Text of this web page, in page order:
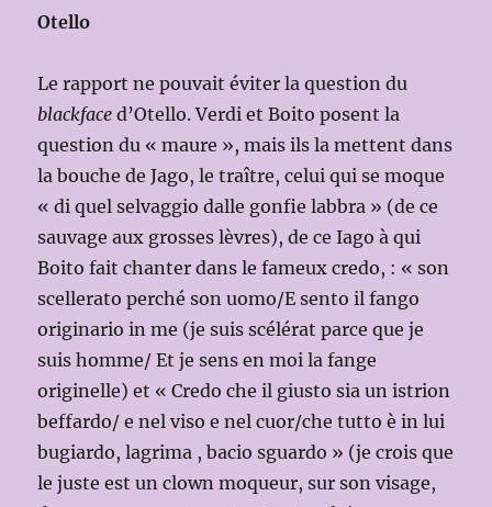
Otello
Le rapport ne pouvait éviter la question du
blackface d’Otello. Verdi et Boito posent la
question du « maure », mais ils la mettent dans
la bouche de Jago, le traître, celui qui se moque
« di quel selvaggio dalle gonfie labbra » (de ce
sauvage aux grosses lèvres), de ce Iago à qui
Boito fait chanter dans le fameux credo, : « son
scellerato perché son uomo/E sento il fango
originario in me (je suis scélérat parce que je
suis homme/ Et je sens en moi la fange
originelle) et « Credo che il giusto sia un istrion
beffardo/ e nel viso e nel cuor/che tutto è in lui
bugiardo, lagrima , bacio sguardo » (je crois que
le juste est un clown moqueur, sur son visage,